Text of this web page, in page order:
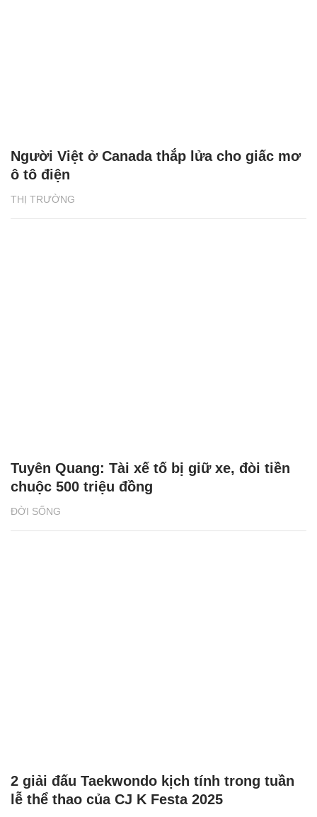
THỊ TRƯỜNG
Người Việt ở Canada thắp lửa cho giấc mơ
ô tô điện
ĐỜI SỐNG
Tuyên Quang: Tài xế tố bị giữ xe, đòi tiền
chuộc 500 triệu đồng
2 giải đấu Taekwondo kịch tính trong tuần
lễ thể thao của CJ K Festa 2025